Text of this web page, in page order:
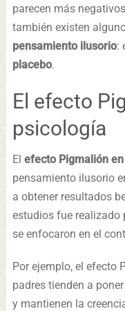
parecen más
también existen
pensamiento ilusorio:
placebo.
El efecto
psicología
El efecto Pigmalión
pensamiento ilusorio
a obtener resultados
estudios fue realizado
se enfocaron en el
Por ejemplo, el efecto
padres tienden a
y mantienen la